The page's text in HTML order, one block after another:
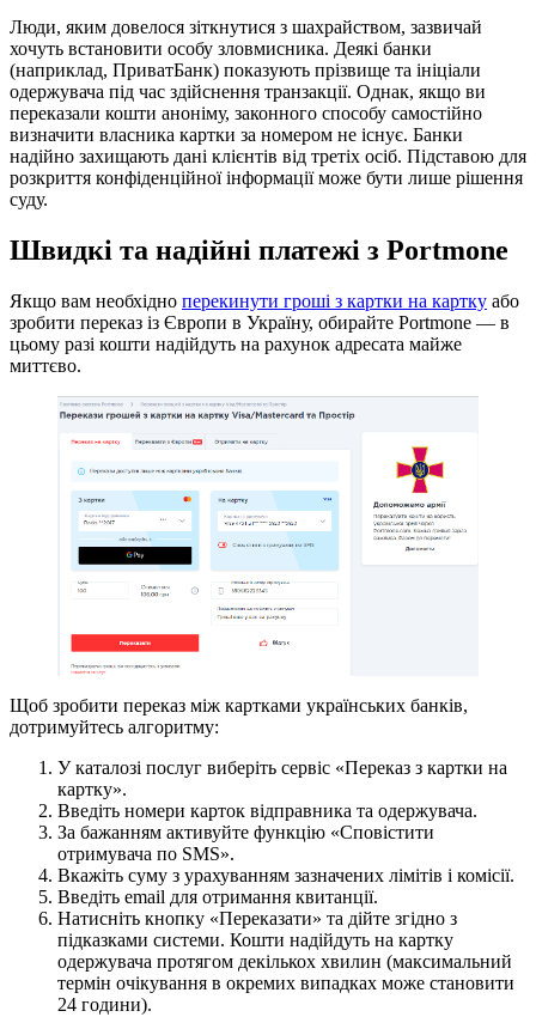
Люди, яким довелося зіткнутися з шахрайством, зазвичай
хочуть встановити особу зловмисника. Деякі банки
(наприклад, ПриватБанк) показують прізвище та ініціали
одержувача під час здійснення транзакції. Однак, якщо ви
переказали кошти аноніму, законного способу самостійно
визначити власника картки за номером не існує. Банки
надійно захищають дані клієнтів від третіх осіб. Підставою для
розкриття конфіденційної інформації може бути лише рішення
суду.
Швидкі та надійні платежі з Portmone
Якщо вам необхідно перекинути гроші з картки на картку або
зробити переказ із Європи в Україну, обирайте Portmone — в
цьому разі кошти надійдуть на рахунок адресата майже
миттєво.
Щоб зробити переказ між картками українських банків,
дотримуйтесь алгоритму:
У каталозі послуг виберіть сервіс «Переказ з картки на
картку».
Введіть номери карток відправника та одержувача.
За бажанням активуйте функцію «Сповістити
отримувача по SMS».
Вкажіть суму з урахуванням зазначених лімітів і комісії.
Введіть email для отримання квитанції.
Натисніть кнопку «Переказати» та дійте згідно з
підказками системи. Кошти надійдуть на картку
одержувача протягом декількох хвилин (максимальний
термін очікування в окремих випадках може становити
24 години).